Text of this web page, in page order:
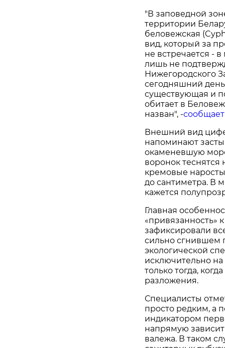
"В заповедной
территории
беловежская
вид, который за
не встречается -
лишь не
Нижегородского
сегодняшний
существующая и
обитает в
назван", -сообщает
Внешний вид
напоминают
окаменевшую
воронок
кремовые
до сантиметра. В
кажется
Главная
«привязанность»
зафиксировали
сильно сгнившем
экологической
исключительно
только тогда,
разложения.
Специалисты
просто редким, а
индикатором
напрямую
валежа. В таком